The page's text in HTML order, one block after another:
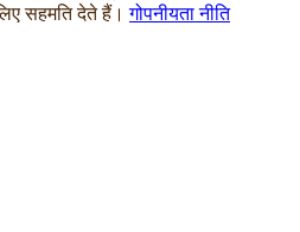
सहमति देते हैं।गोपनीयता नीति